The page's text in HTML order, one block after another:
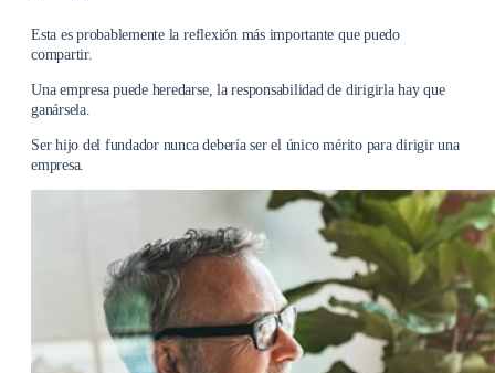
Esta es probablemente la reflexión más importante que puedo
compartir.
Una empresa puede heredarse, la responsabilidad de dirigirla hay que
ganársela.
Ser hijo del fundador nunca debería ser el único mérito para dirigir una
empresa.